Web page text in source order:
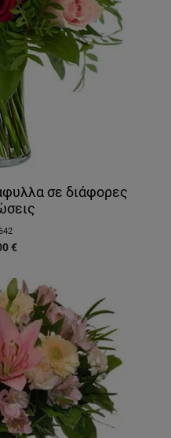
σε διάφορες
€